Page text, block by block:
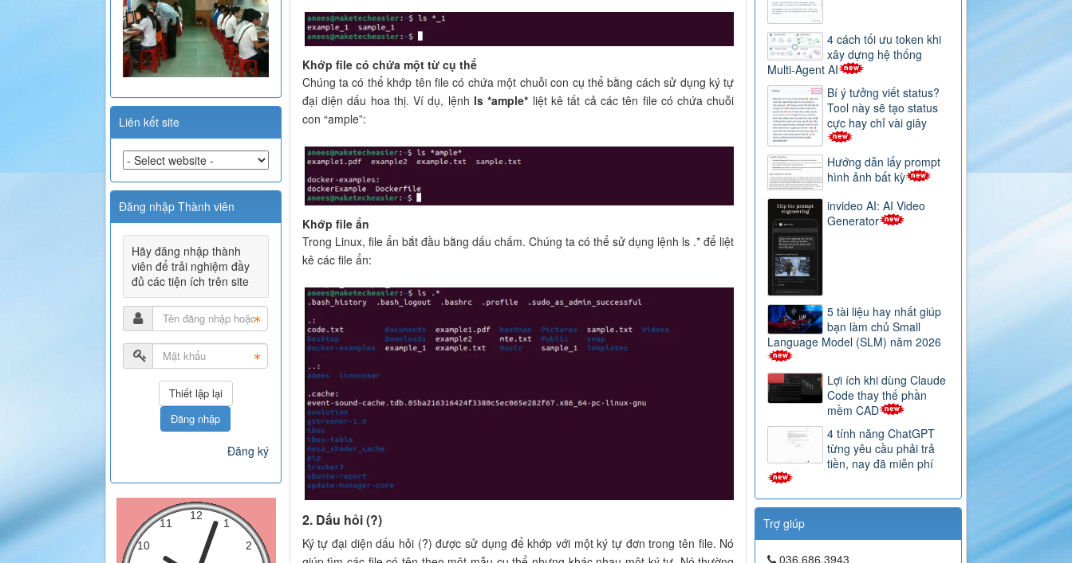
Khớp file có chứa một từ cụ thể
Chúng ta có thể khớp tên file có chứa một chuỗi con cụ thể bằng cách sử dụng ký tự
đại diện dấu hoa thị. Ví dụ, lệnh ls *ample* liệt kê tất cả các tên file có chứa chuỗi
con “ample”:
Khớp file ẩn
Trong Linux, file ẩn bắt đầu bằng dấu chấm. Chúng ta có thể sử dụng lệnh ls .* để liệt
kê các file ẩn:
2. Dấu hỏi (?)
Ký tự đại diện dấu hỏi (?) được sử dụng để khớp với một ký tự đơn trong tên file. Nó
4 cách tối ưu token khi
xây dựng hệ thống
Multi-Agent AI
Bí ý tưởng viết status?
Tool này sẽ tạo status
cực hay chỉ vài giây
Hướng dẫn lấy prompt
hình ảnh bất kỳ
invideo AI: AI Video
Generator
5 tài liệu hay nhất giúp
bạn làm chủ Small
Language Model (SLM) năm 2026
Lợi ích khi dùng Claude
Code thay thế phần
mềm CAD
4 tính năng ChatGPT
từng yêu cầu phải trả
tiền, nay đã miễn phí
Trợ giúp
036.686.3943
Liên kết site
Đăng nhập Thành viên
Hãy đăng nhập thành
viên để trải nghiệm đầy
đủ các tiện ích trên site
Đăng nhập
Đăng ký